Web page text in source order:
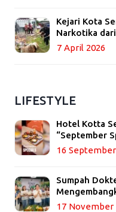
Kejari Kota
Narkotika
7 April 2026
LIFESTYLE
Hotel Kotta
“September
16
Sumpah
17 November